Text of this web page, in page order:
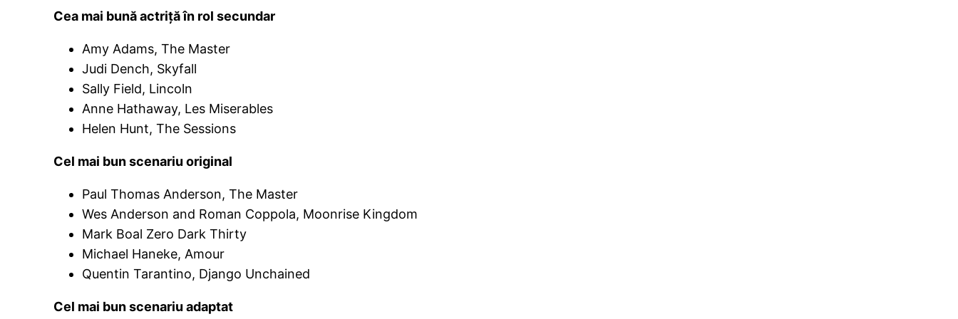
Cea mai bună actriţă în rol secundar
Amy Adams, The Master
Judi Dench, Skyfall
Sally Field, Lincoln
Anne Hathaway, Les Miserables
Helen Hunt, The Sessions
Cel mai bun scenariu original
Paul Thomas Anderson, The Master
Wes Anderson and Roman Coppola, Moonrise Kingdom
Mark Boal Zero Dark Thirty
Michael Haneke, Amour
Quentin Tarantino, Django Unchained
Cel mai bun scenariu adaptat